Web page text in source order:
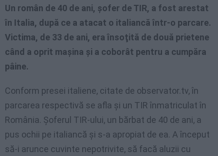
Un român de 40 de ani, şofer de TIR, a fost arestat
în Italia, după ce a atacat o italiancă într-o parcare.
Victima, de 33 de ani, era însoţită de două prietene
când a oprit maşina şi a coborât pentru a cumpăra
pâine.
Conform presei italiene, citate de observator.tv, în
parcarea respectivă se afla şi un TIR înmatriculat în
România. Şoferul TIR-ului, un bărbat de 40 de ani, a
pus ochii pe italiancă şi s-a apropiat de ea. A început
să-i arunce cuvinte nepotrivite, să facă aluzii cu